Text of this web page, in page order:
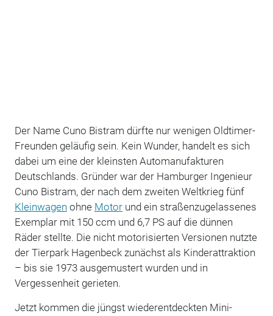
Der Name Cuno Bistram dürfte nur wenigen Oldtimer-
Freunden geläufig sein. Kein Wunder, handelt es sich
dabei um eine der kleinsten Automanufakturen
Deutschlands. Gründer war der Hamburger Ingenieur
Cuno Bistram, der nach dem zweiten Weltkrieg fünf
Kleinwagen ohne Motorund ein straßenzugelassenes
Exemplar mit 150 ccm und 6,7 PS auf die dünnen
Räder stellte. Die nicht motorisierten Versionen nutzte
der Tierpark Hagenbeck zunächst als Kinderattraktion
– bis sie 1973 ausgemustert wurden und in
Vergessenheit gerieten.
Jetzt kommen die jüngst wiederentdeckten Mini-